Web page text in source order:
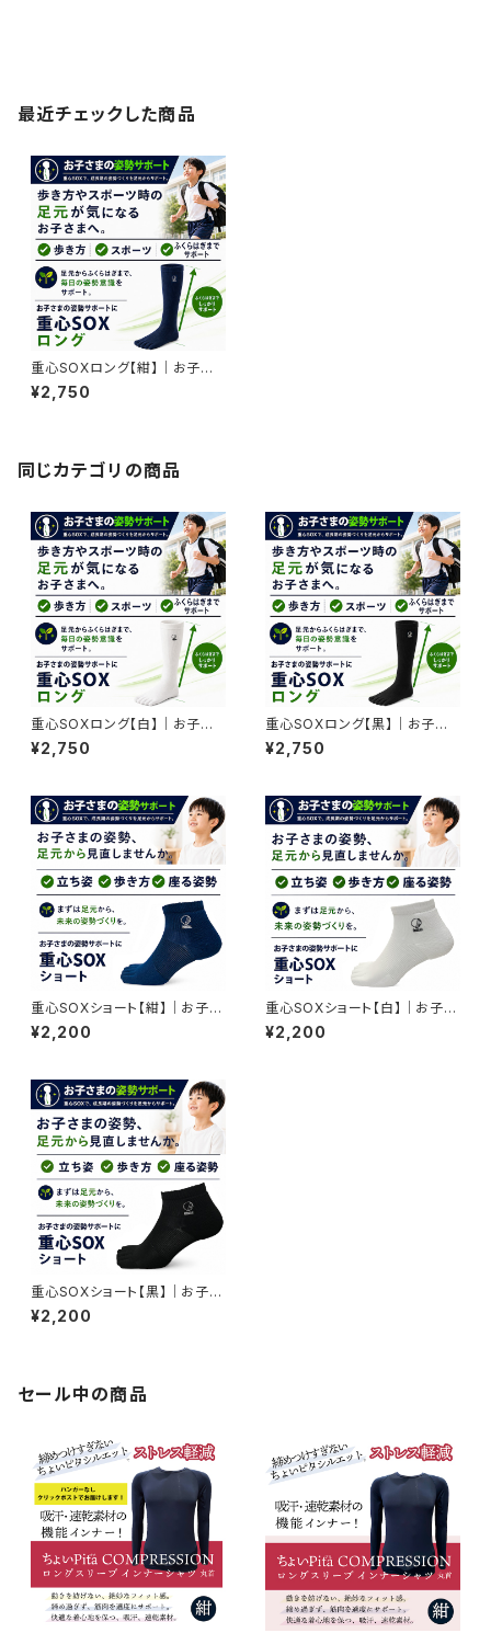
最近チェックした商品
重心SOXロング【紺】｜お子さ
まのスポーツ・姿勢サポート
¥2,750
同じカテゴリの商品
重心SOXロング【白】｜お子さ
まのスポーツ・姿勢サポート
¥2,750
重心SOXロング【黒】｜お子さ
まのスポーツ・姿勢サポート
¥2,750
重心SOXショート【紺】｜お子さ
まの姿勢サポート
¥2,200
重心SOXショート【白】｜お子さ
まの姿勢サポート
¥2,200
重心SOXショート【黒】｜お子さ
まの姿勢サポート
¥2,200
セール中の商品